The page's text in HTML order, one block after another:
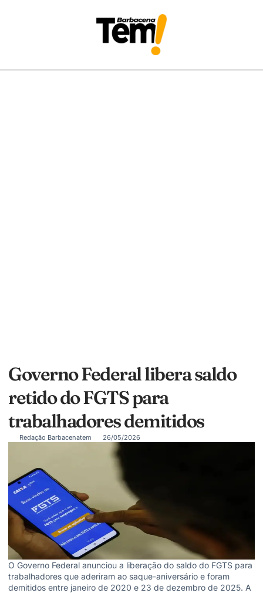
Governo Federal libera saldo
retido do FGTS para
trabalhadores demitidos
Redação Barbacenatem 26/05/2026
O Governo Federal anunciou a liberação do saldo do FGTS para
trabalhadores que aderiram ao saque-aniversário e foram
demitidos entre janeiro de 2020 e 23 de dezembro de 2025. A